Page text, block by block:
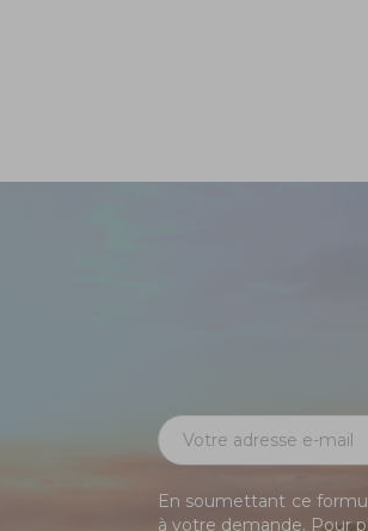
En soumettant ce
à votre demande. Pour